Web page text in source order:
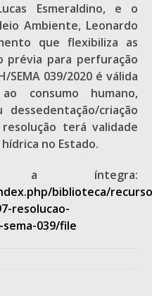
Esmeraldino, e o
Ambiente, Leonardo
que flexibiliza as
prévia para perfuração
SEMA 039/2020 é válida
consumo humano,
criação
terá validade
no Estado.
a íntegra:
biblioteca/
resolucao-
039/file